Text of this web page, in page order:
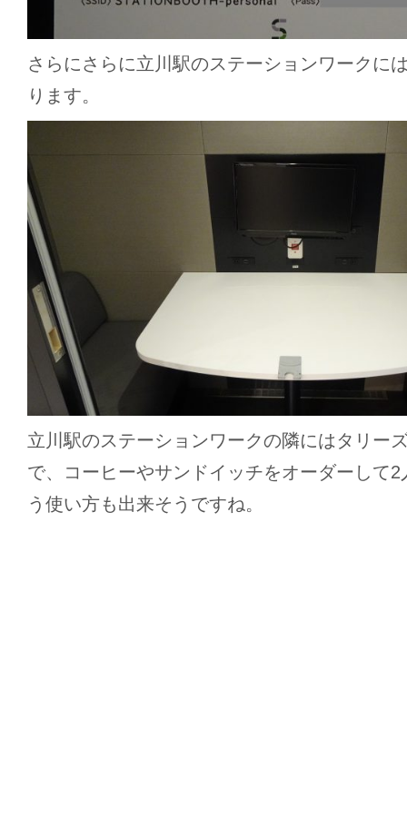
さらにさらに立川駅のステーションワークに
ります。
立川駅のステーションワークの隣にはタリー
で、コーヒーやサンドイッチをオーダーして
う使い方も出来そうですね。